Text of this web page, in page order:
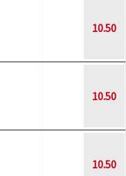
10.50
10.50
10.50